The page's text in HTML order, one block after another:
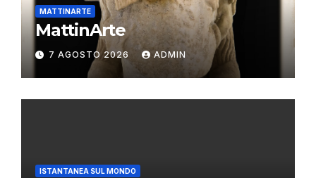
MATTINARTE
MattinArte
7 AGOSTO 2026 ADMIN
ISTANTANEA SUL MONDO